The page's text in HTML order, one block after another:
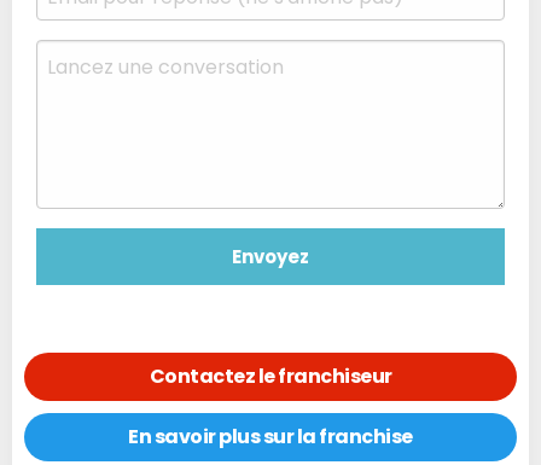
Contactez le franchiseur
En savoir plus sur la franchise